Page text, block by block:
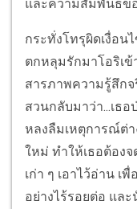
และความสัมพันธ์ข
กระทั่งโทรุผิดเงื่อน
ตกหลุมรักมาโอริเข้
สารภาพความรู้สึกจ
สวนกลับมาว่า...เธ
หลงลืมเหตุการณ์ต่
ใหม่ ทำให้เธอต้อง
เก่า ๆ เอาไว้อ่าน เ
อย่างไร้รอยต่อ แล